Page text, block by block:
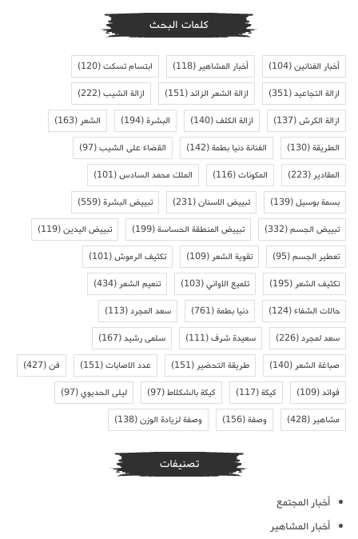
كلمات البحث
أخبار الفنانين(104) أخبار المشاهير(118) ابتسام تسكت(120)
ازالة التجاعيد(351) ازالة الشعر الزائد(151) ازالة الشيب(222)
ازالة الكرش(137) ازالة الكلف(140) البشرة(194) الشعر(163)
الطريقة(130) الفنانة دنيا بطمة(142) القضاء على الشيب(97)
المقادير(223) المكونات(116) الملك محمد السادس(101)
بسمة بوسيل(139) تبييض الاسنان(231) تبييض البشرة(559)
تبييض الجسم(332) تبييض المنطقة الحساسة(199) تبييض اليدين(119)
تعطير الجسم(95) تقوية الشعر(109) تكثيف الرموش(101)
تكثيف الشعر(195) تلميع الاواني(103) تنعيم الشعر(434)
حالات الشفاء(124) دنيا بطمة(761) سعد المجرد(113)
سعد لمجرد(226) سعيدة شرف(111) سلمى رشيد(167)
صباغة الشعر(140) طريقة التحضير(151) عدد الاصابات(151) فن(427)
فوائد(109) كيكة(117) كيكة بالشكلاط(97) ليلى الحديوي(97)
مشاهير(428) وصفة(156) وصفة لزيادة الوزن(138)
تصنيفات
أخبار المجتمع
أخبار المشاهير